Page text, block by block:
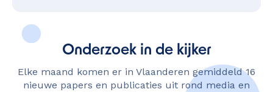
Onderzoek in de kijker
Elke maand komen er in Vlaanderen gemiddeld 16
nieuwe papers en publicaties uit rond media en